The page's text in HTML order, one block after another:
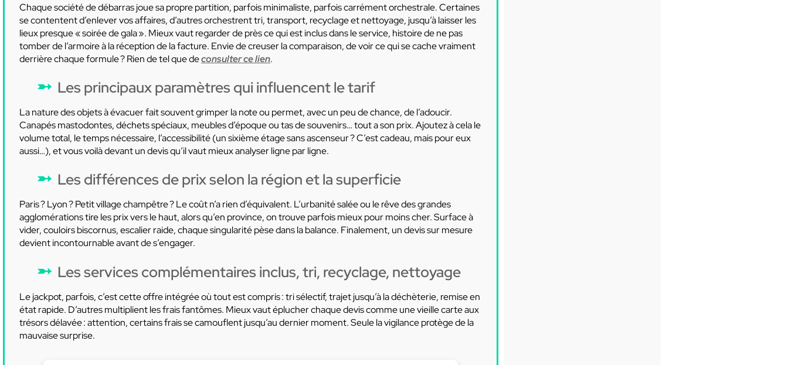
Chaque société de débarras joue sa propre partition, parfois minimaliste, parfois carrément orchestrale. Certaines
se contentent d’enlever vos affaires, d’autres orchestrent tri, transport, recyclage et nettoyage, jusqu’à laisser les
lieux presque « soirée de gala ». Mieux vaut regarder de près ce qui est inclus dans le service, histoire de ne pas
tomber de l’armoire à la réception de la facture. Envie de creuser la comparaison, de voir ce qui se cache vraiment
derrière chaque formule ? Rien de tel que deconsulter ce lien.
Les principaux paramètres qui influencent le tarif
La nature des objets à évacuer fait souvent grimper la note ou permet, avec un peu de chance, de l’adoucir.
Canapés mastodontes, déchets spéciaux, meubles d’époque ou tas de souvenirs… tout a son prix. Ajoutez à cela le
volume total, le temps nécessaire, l’accessibilité (un sixième étage sans ascenseur ? C’est cadeau, mais pour eux
aussi…), et vous voilà devant un devis qu’il vaut mieux analyser ligne par ligne.
Les différences de prix selon la région et la superficie
Paris ? Lyon ? Petit village champêtre ? Le coût n’a rien d’équivalent. L’urbanité salée ou le rêve des grandes
agglomérations tire les prix vers le haut, alors qu’en province, on trouve parfois mieux pour moins cher. Surface à
vider, couloirs biscornus, escalier raide, chaque singularité pèse dans la balance. Finalement, un devis sur mesure
devient incontournable avant de s’engager.
Les services complémentaires inclus, tri, recyclage, nettoyage
Le jackpot, parfois, c’est cette offre intégrée où tout est compris : tri sélectif, trajet jusqu’à la déchèterie, remise en
état rapide. D’autres multiplient les frais fantômes. Mieux vaut éplucher chaque devis comme une vieille carte aux
trésors délavée : attention, certains frais se camouflent jusqu’au dernier moment. Seule la vigilance protège de la
mauvaise surprise.